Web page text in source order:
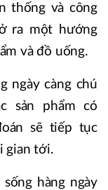
thống và công
ra một hướng
và đồ uống.
ngày càng chú
sản phẩm có
sẽ tiếp tục
gian tới.
hàng ngày